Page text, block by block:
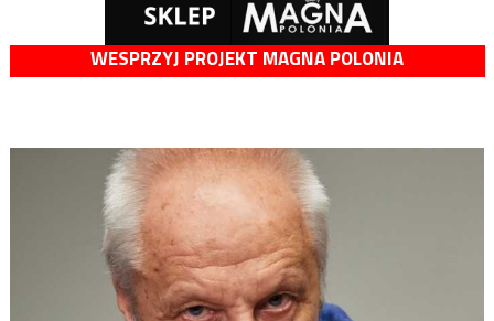
WESPRZYJ PROJEKT MAGNA POLONIA